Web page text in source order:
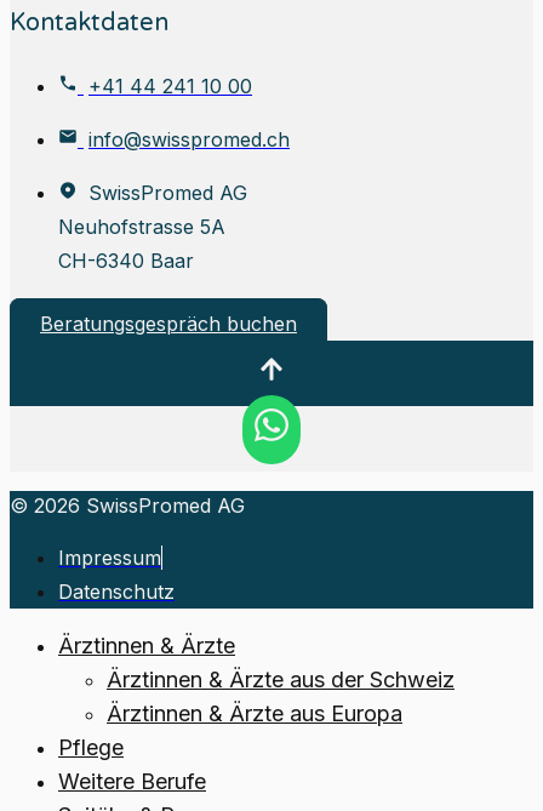
Kontaktdaten
+41 44 241 10 00
info@swisspromed.ch
SwissPromed AG
Neuhofstrasse 5A
CH-6340 Baar
Beratungsgespräch buchen
© 2026 SwissPromed AG
Impressum
Datenschutz
Ärztinnen & Ärzte
Ärztinnen & Ärzte aus der Schweiz
Ärztinnen & Ärzte aus Europa
Pflege
Weitere Berufe